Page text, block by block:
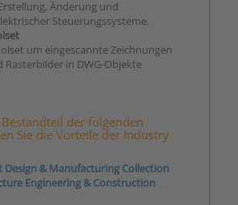
Änderung und
Steuerungssysteme.
um eingescannte Zeichnungen
in DWG-Objekte
der folgenden
Sie die Vorteile der Industry
& Manufacturing Collection
Engineering & Construction